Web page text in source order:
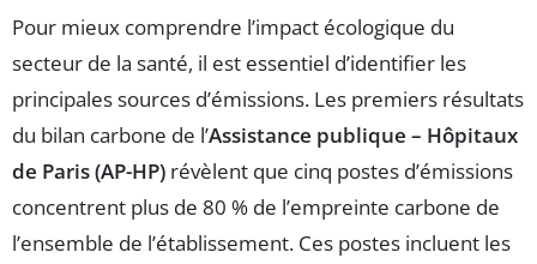
Pour mieux comprendre l’impact écologique du
secteur de la santé, il est essentiel d’identifier les
principales sources d’émissions. Les premiers résultats
du bilan carbone de l’Assistance publique – Hôpitaux
de Paris (AP-HP) révèlent que cinq postes d’émissions
concentrent plus de 80 % de l’empreinte carbone de
l’ensemble de l’établissement. Ces postes incluent les